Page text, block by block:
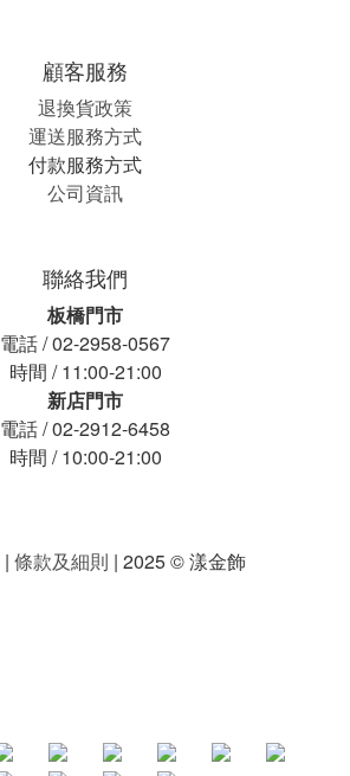
顧客服務
退換貨政策
運送服務方式
付款服務方式
公司資訊
聯絡我們
板橋門市
電話 / 02-2958-0567
時間 / 11:00-21:00
新店門市
電話 / 02-2912-6458
時間 / 10:00-21:00
| 條款及細則 | 2025 © 漾金飾